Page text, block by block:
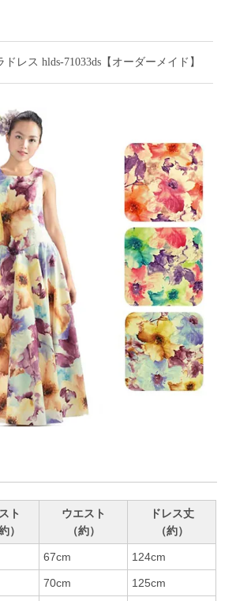
レス hlds-71033ds【オーダーメイド】
ト
）
ウエスト
（約）
ドレス丈
（約）
67cm 124cm
70cm 125cm